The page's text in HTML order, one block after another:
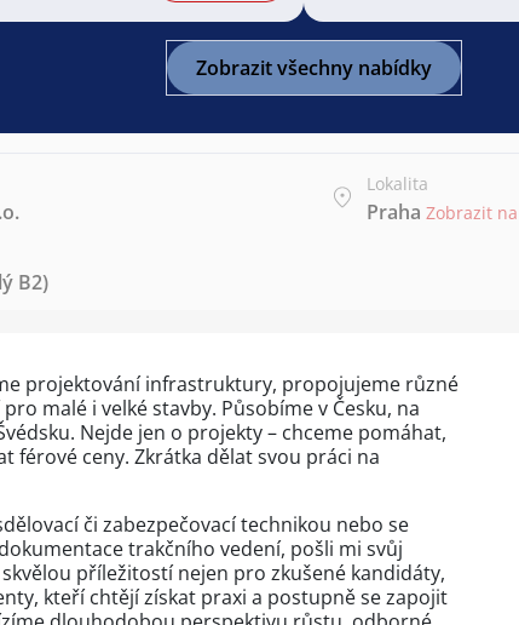
Zobrazit všechny nabídky
Lokalita
Praha Zobrazit
B2)
projektování infrastruktury, propojujeme různé
malé i velké stavby. Působíme v Česku, na
Nejde jen o projekty – chceme pomáhat,
férové ceny. Zkrátka dělat svou práci na
či zabezpečovací technikou nebo se
trakčního vedení, pošli mi svůj
příležitostí nejen pro zkušené kandidáty,
kteří chtějí získat praxi a postupně se zapojit